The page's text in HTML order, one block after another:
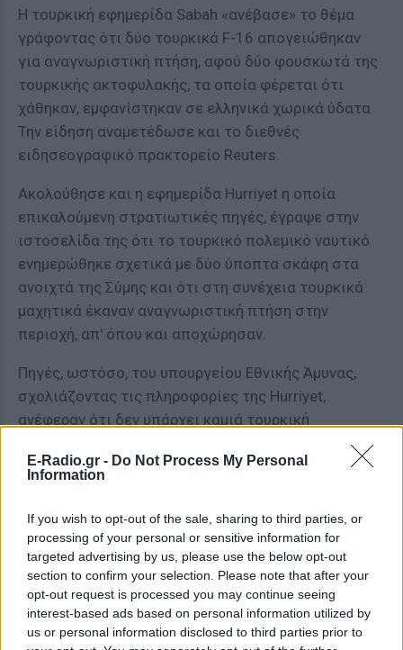
E-Radio.gr - Do Not Process My Personal
Information
If you wish to opt-out of the sale, sharing to third parties, or
processing of your personal or sensitive information for
targeted advertising by us, please use the below opt-out
section to confirm your selection. Please note that after your
opt-out request is processed you may continue seeing
interest-based ads based on personal information utilized by
us or personal information disclosed to third parties prior to
Η τουρκική εφημερίδα Sabah «ανέβασε» το θέμα
γράφοντας ότι δύο τουρκικά F-16 απογειώθηκαν
για αναγνωριστική πτήση, αφού δύο φουσκωτά της
τουρκικής ακτοφυλακής, τα οποία φέρεται ότι
χάθηκαν, εμφανίστηκαν σε ελληνικά χωρικά ύδατα.
Την είδηση αναμετέδωσε και το διεθνές
ειδησεογραφικό πρακτορείο Reuters.
Ακολούθησε και η εφημερίδα Hurriyet η οποία
επικαλούμενη στρατιωτικές πηγές, έγραψε στην
ιστοσελίδα της ότι το τουρκικό πολεμικό ναυτικό
ενημερώθηκε σχετικά με δύο ύποπτα σκάφη στα
ανοιχτά της Σύμης και ότι στη συνέχεια τουρκικά
μαχητικά έκαναν αναγνωριστική πτήση στην
περιοχή, απ' όπου και αποχώρησαν.
Πηγές, ωστόσο, του υπουργείου Εθνικής Άμυνας,
σχολιάζοντας τις πληροφορίες της Hurriyet,
ανέφεραν ότι δεν υπάρχει καμιά τουρκική
Οι ίδιες πηγές, μιλώντας στο Αθηναϊκό-Μακεδονικό
πλευράς υπάρχει μια φυσιολογική κινητοποίηση,
λόγω των γενικότερων εξελίξεων, στο πλαίσιο της
επιτήρησης των θαλάσσιων συνόρων μας.
Το τουρκικό υπουργείο Εσωτερικών, σε ανακοίνωσή
του σχετικά με την πληροφορία περί καταδίωξης